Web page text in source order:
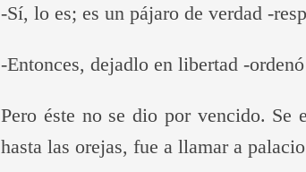
-Sí, lo es; es un pájaro de verdad -
-Entonces, dejadlo en libertad -
Pero éste no se dio por vencido. Se
hasta las orejas, fue a llamar a